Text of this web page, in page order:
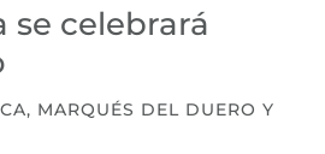
se celebrará
MARQUÉS DEL DUERO Y